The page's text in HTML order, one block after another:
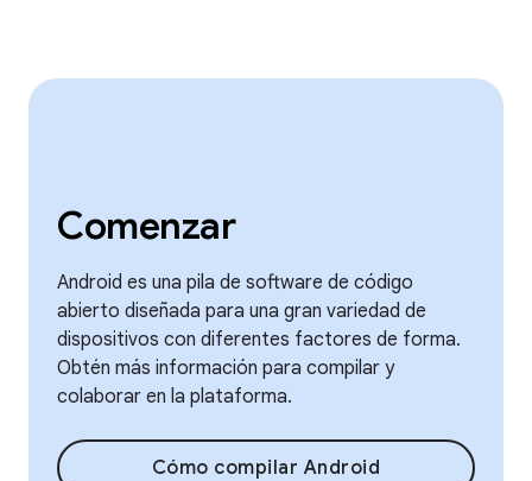
Comenzar
Android es una pila de software de código
abierto diseñada para una gran variedad de
dispositivos con diferentes factores de forma.
Obtén más información para compilar y
colaborar en la plataforma.
Cómo compilar Android